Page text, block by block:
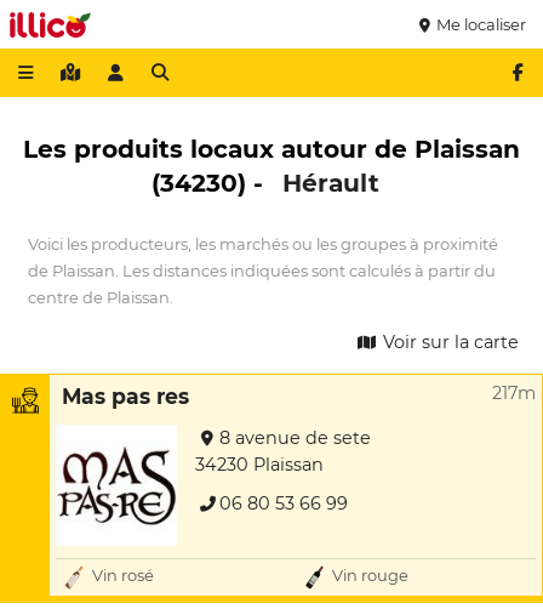
Me localiser
Les produits locaux autour de Plaissan
(34230) -
Hérault
Voici les producteurs, les marchés ou les groupes à proximité
de Plaissan. Les distances indiquées sont calculés à partir du
centre de Plaissan.
Voir sur la carte
Mas pas res 217m
8 avenue de sete
34230 Plaissan
06 80 53 66 99
Vin rosé Vin rouge